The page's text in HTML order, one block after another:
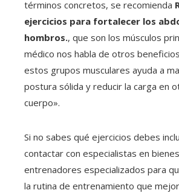
términos concretos, se recomienda
ejercicios para fortalecer los
hombros., que son los músculos
médico nos habla de otros
estos grupos musculares ayuda a
postura sólida y reducir la carga en
cuerpo».
Si no sabes qué ejercicios debes
contactar con especialistas en
entrenadores especializados para
la rutina de entrenamiento que